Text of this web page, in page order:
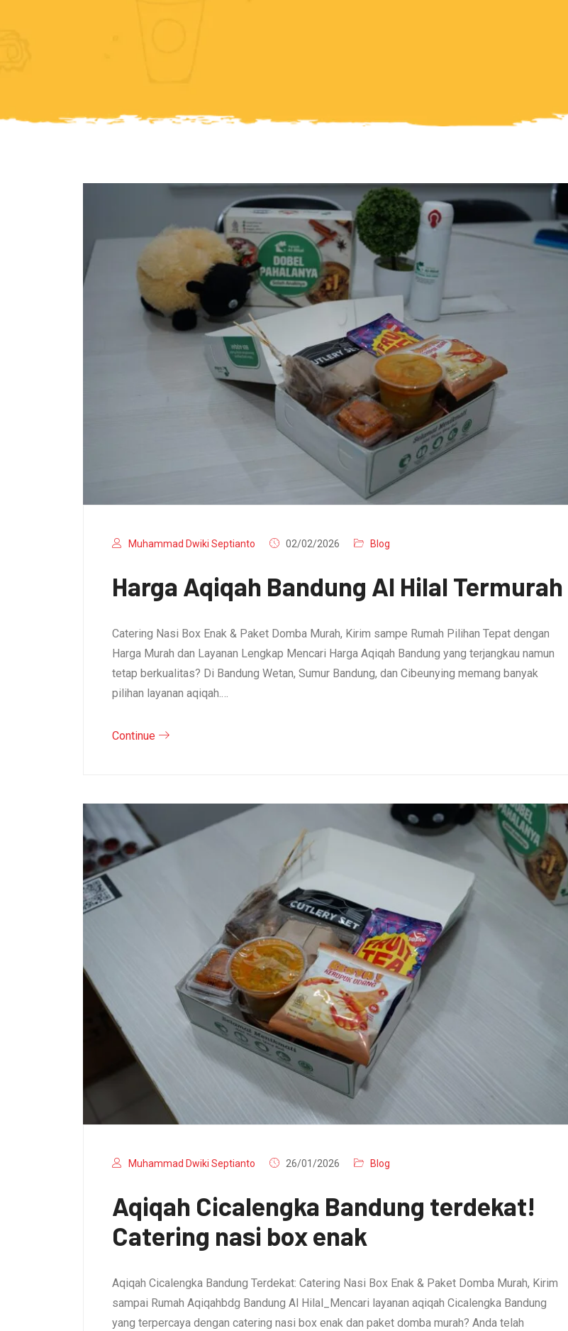
Muhammad Dwiki Septianto 02/02/2026 Blog
Harga Aqiqah Bandung Al Hilal Termurah
Catering Nasi Box Enak & Paket Domba Murah, Kirim sampe Rumah Pilihan Tepat dengan
Harga Murah dan Layanan Lengkap Mencari Harga Aqiqah Bandung yang terjangkau namun
tetap berkualitas? Di Bandung Wetan, Sumur Bandung, dan Cibeunying memang banyak
pilihan layanan aqiqah.…
Continue
Muhammad Dwiki Septianto 26/01/2026 Blog
Aqiqah Cicalengka Bandung terdekat!
Catering nasi box enak
Aqiqah Cicalengka Bandung Terdekat: Catering Nasi Box Enak & Paket Domba Murah, Kirim
sampai Rumah Aqiqahbdg Bandung Al Hilal_Mencari layanan aqiqah Cicalengka Bandung
yang terpercaya dengan catering nasi box enak dan paket domba murah? Anda telah